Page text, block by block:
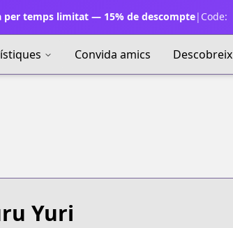
per temps limitat — 15% de descompte| Code:
Convida amics Descobreix
Yuri